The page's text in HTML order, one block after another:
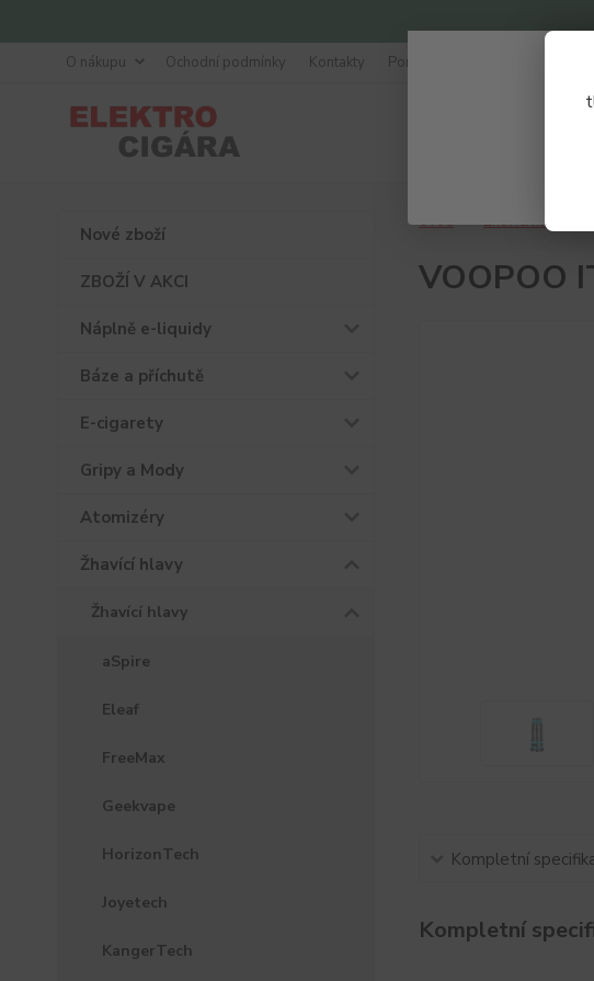
O nákupu Ochodní podmínky Kontakty Poradna
Nové zboží
ZBOŽÍ V AKCI
Náplně e-liquidy
Báze a příchutě
E-cigarety
Gripy a Mody
Atomizéry
Žhavící hlavy
Žhavící hlavy
aSpire
Eleaf
FreeMax
Geekvape
HorizonTech
Joyetech
KangerTech
Úvod Žhavící hlavy
VOOPOO
Kompletní
Kompletní